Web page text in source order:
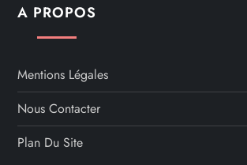
A PROPOS
Mentions Légales
Nous Contacter
Plan Du Site